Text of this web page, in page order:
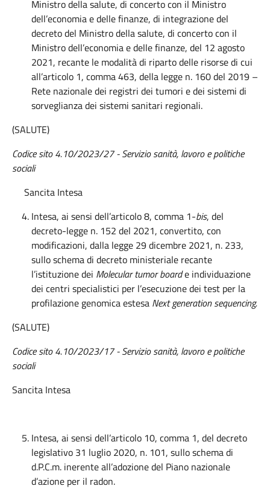
Ministro della salute, di concerto con il Ministro
dell’economia e delle finanze, di integrazione del
decreto del Ministro della salute, di concerto con il
Ministro dell’economia e delle finanze, del 12 agosto
2021, recante le modalità di riparto delle risorse di cui
all’articolo 1, comma 463, della legge n. 160 del 2019 –
Rete nazionale dei registri dei tumori e dei sistemi di
sorveglianza dei sistemi sanitari regionali.
(SALUTE)
Codice sito 4.10/2023/27 - Servizio sanità, lavoro e politiche
sociali
Sancita Intesa
Intesa, ai sensi dell’articolo 8, comma 1-bis, del
decreto-legge n. 152 del 2021, convertito, con
modificazioni, dalla legge 29 dicembre 2021, n. 233,
sullo schema di decreto ministeriale recante
l’istituzione dei Molecular tumor boarde individuazione
dei centri specialistici per l’esecuzione dei test per la
profilazione genomica estesa Next generation sequencing.
(SALUTE)
Codice sito 4.10/2023/17 - Servizio sanità, lavoro e politiche
sociali
Sancita Intesa
Intesa, ai sensi dell’articolo 10, comma 1, del decreto
legislativo 31 luglio 2020, n. 101, sullo schema di
d.P.C.m. inerente all’adozione del Piano nazionale
d’azione per il radon.